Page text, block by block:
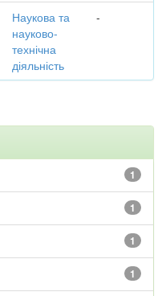
Наукова та
науково-
технічна
діяльність
-
1
1
1
1